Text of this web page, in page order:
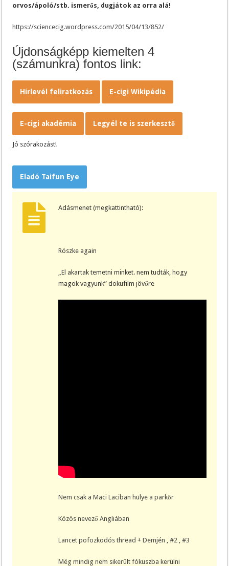
orvos/ápoló/stb. ismerős, dugjátok az orra alá!
https://sciencecig.wordpress.com/2015/04/13/852/
Újdonságképp kiemelten 4
(számunkra) fontos link:
Hírlevél feliratkozás E-cigi Wikipédia
E-cigi akadémia Legyél te is szerkesztő
Jó szórakozást!
Eladó Taifun Eye
Adásmenet (megkattintható):
Röszke again
„El akartak temetni minket. nem tudták, hogy
magok vagyunk” dokufilm jövőre
Nem csak a Maci Laciban hülye a parkőr
Közös nevező Angliában
Lancet pofozkodós thread + Demjén ,#2 ,#3
Még mindig nem sikerült fókuszba kerülni